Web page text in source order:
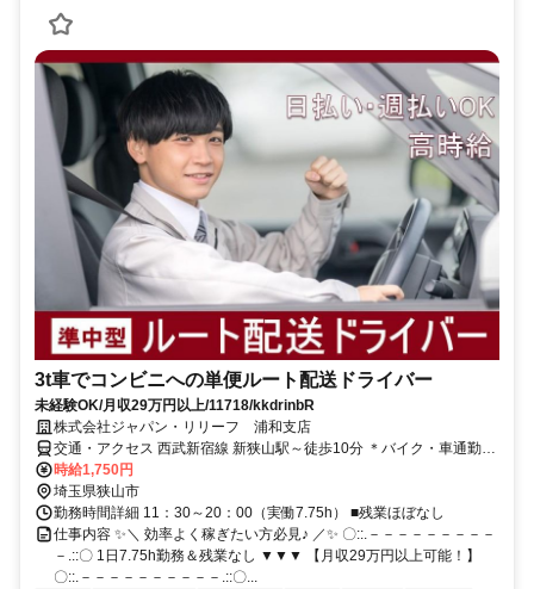
3t車でコンビニへの単便ルート配送ドライバー
未経験OK/月収29万円以上/11718/kkdrinbR
株式会社ジャパン・リリーフ 浦和支店
交通・アクセス 西武新宿線 新狭山駅～徒歩10分 ＊バイク・車通勤
OK
時給1,750円
埼玉県狭山市
勤務時間詳細 11：30～20：00（実働7.75h） ■残業ほぼなし
仕事内容 ✨＼ 効率よく稼ぎたい方必見♪ ／✨ 〇::.－－－－－－－－－
－.::〇 1日7.75h勤務＆残業なし ▼▼▼ 【月収29万円以上可能！】
〇::.－－－－－－－－－－.::〇...